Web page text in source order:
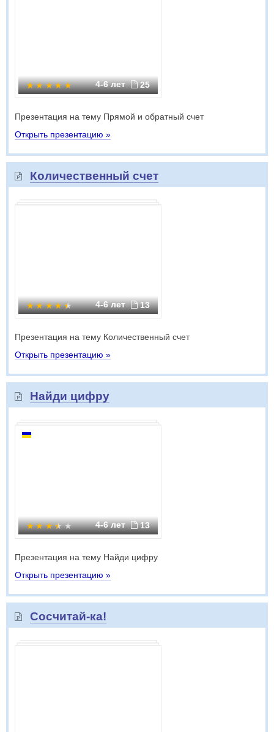
4-6 лет 25
Презентация на тему Прямой и обратный счет
Открыть презентацию »
Количественный счет
4-6 лет 13
Презентация на тему Количественный счет
Открыть презентацию »
Найди цифру
4-6 лет 13
Презентация на тему Найди цифру
Открыть презентацию »
Сосчитай-ка!